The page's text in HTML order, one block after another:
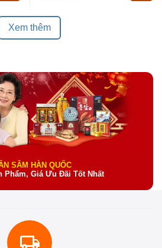
Xem thêm
SÂM HÀN QUỐC
Phẩm, Giá Ưu Đãi Tốt Nhất